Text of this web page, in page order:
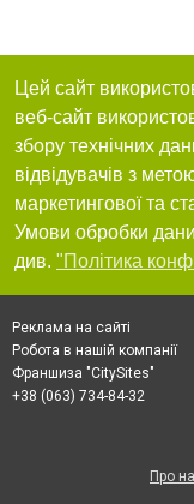
Цей сайт
веб-сайт
збору технічних
відвідувачів з
маркетингової та
Умови обробки
див. "Політика
Реклама на сайті
Робота в нашій компанії
Франшиза "CitySites"
+38 (063) 734-84-32
Про